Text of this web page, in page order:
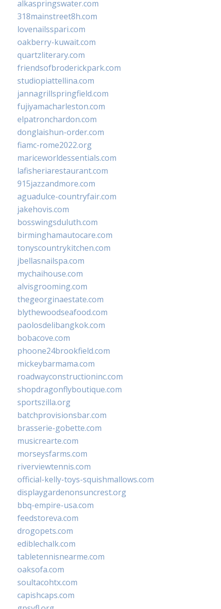
alkaspringswater.com
318mainstreet8h.com
lovenailsspari.com
oakberry-kuwait.com
quartzliterary.com
friendsofbroderickpark.com
studiopiattellina.com
jannagrillspringfield.com
fujiyamacharleston.com
elpatronchardon.com
donglaishun-order.com
fiamc-rome2022.org
mariceworldessentials.com
lafisheriarestaurant.com
915jazzandmore.com
aguadulce-countryfair.com
jakehovis.com
bosswingsduluth.com
birminghamautocare.com
tonyscountrykitchen.com
jbellasnailspa.com
mychaihouse.com
alvisgrooming.com
thegeorginaestate.com
blythewoodseafood.com
paolosdelibangkok.com
bobacove.com
phoone24brookfield.com
mickeybarmama.com
roadwayconstructioninc.com
shopdragonflyboutique.com
sportszilla.org
batchprovisionsbar.com
brasserie-gobette.com
musicrearte.com
morseysfarms.com
riverviewtennis.com
official-kelly-toys-squishmallows.com
displaygardenonsuncrest.org
bbq-empire-usa.com
feedstoreva.com
drogopets.com
ediblechalk.com
tabletennisnearme.com
oaksofa.com
soultacohtx.com
capishcaps.com